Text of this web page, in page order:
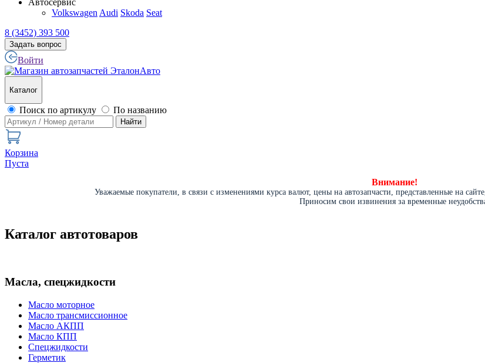
Volkswagen Audi Skoda Seat
8 (3452) 393 500
Задать вопрос
Войти
Каталог
Поиск по артикулу По названию
Найти
Корзина
Пуста
Внимание!
Уважаемые покупатели, в связи с изменениями курса валют, цены на автозапчасти, представленные на
Приносим свои извинения за временные
Каталог автотоваров
Масла, спецжидкости
Масло моторное
Масло трансмиссионное
Масло АКПП
Масло КПП
Спецжидкости
Герметик